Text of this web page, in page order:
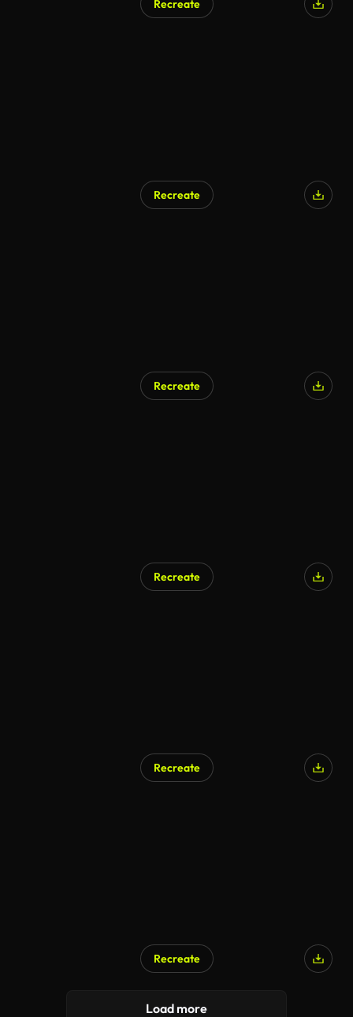
Recreate
Recreate
Recreate
Recreate
Recreate
Recreate
Load more